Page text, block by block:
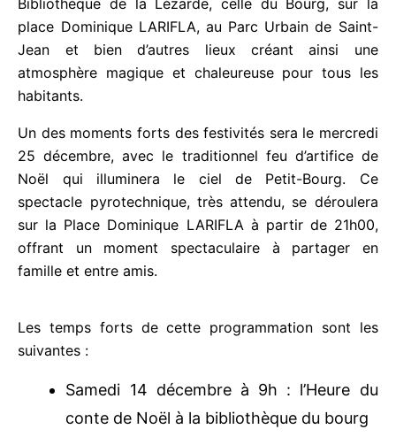
de la ville, à la Bibliothèque de la Lézarde, celle du
Bourg, sur la place Dominique LARIFLA, au Parc
Urbain de Saint-Jean et bien d’autres lieux créant
ainsi une atmosphère magique et chaleureuse pour
tous les habitants.
Un des moments forts des festivités sera le
mercredi 25 décembre, avec le traditionnel feu
d’artifice de Noël qui illuminera le ciel de Petit-
Bourg. Ce spectacle pyrotechnique, très attendu,
se déroulera sur la Place Dominique LARIFLA à
partir de 21h00, offrant un moment spectaculaire à
partager en famille et entre amis.
Les temps forts de cette programmation sont les
suivantes :
Samedi 14 décembre à 9h : l’Heure du
conte de Noël à la bibliothèque du